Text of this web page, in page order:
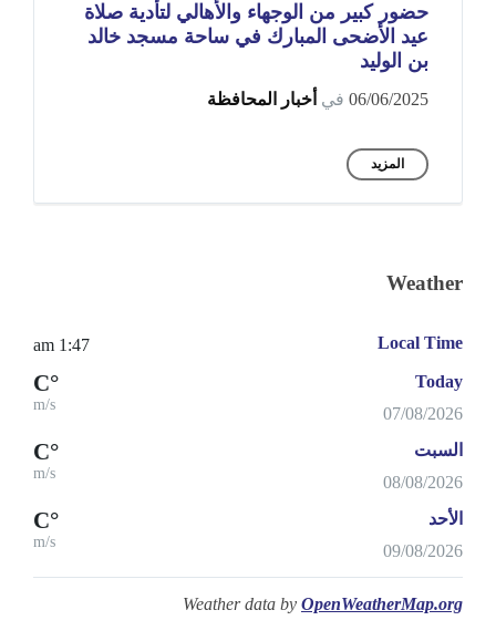
حضور كبير من الوجهاء والأهالي لتأدية صلاة
عيد الأضحى المبارك في ساحة مسجد خالد
بن الوليد
06/06/2025 في أخبار المحافظة
المزيد
Weather
Local Time
1:47 am
Today
07/08/2026
°C
m/s
السبت
08/08/2026
°C
m/s
الأحد
09/08/2026
°C
m/s
Weather data by OpenWeatherMap.org